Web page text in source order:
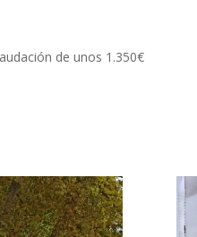
de unos 1.350€